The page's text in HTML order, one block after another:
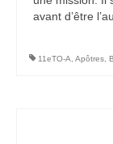
avant d’être
11eTO-A, Apôtres,